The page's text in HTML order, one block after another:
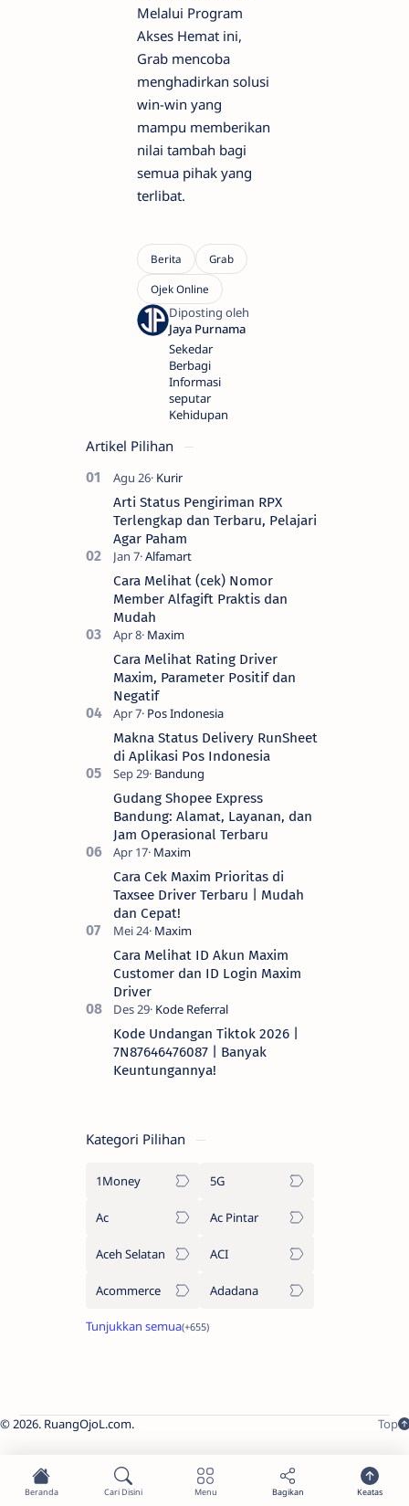
Melalui Program
Akses Hemat ini,
Grab mencoba
menghadirkan solusi
win-win yang
mampu memberikan
nilai tambah bagi
semua pihak yang
terlibat.
Sekedar
Berbagi
Informasi
seputar
Kehidupan
Artikel Pilihan
Arti Status Pengiriman RPX
Terlengkap dan Terbaru, Pelajari
Agar Paham
Cara Melihat (cek) Nomor
Member Alfagift Praktis dan
Mudah
Cara Melihat Rating Driver
Maxim, Parameter Positif dan
Negatif
Makna Status Delivery RunSheet
di Aplikasi Pos Indonesia
Gudang Shopee Express
Bandung: Alamat, Layanan, dan
Jam Operasional Terbaru
Cara Cek Maxim Prioritas di
Taxsee Driver Terbaru | Mudah
dan Cepat!
Cara Melihat ID Akun Maxim
Customer dan ID Login Maxim
Driver
Kode Undangan Tiktok 2026 |
7N87646476087 | Banyak
Keuntungannya!
Kategori Pilihan
1Money 5G
Ac Ac Pintar
Aceh Selatan ACI
Acommerce Adadana
2026. RuangOjoL.com.